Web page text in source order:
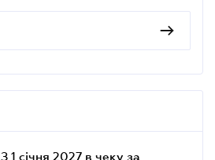
З 1 січня 2027 в чеку за